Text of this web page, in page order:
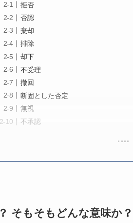
拒否
否認
棄却
排除
却下
不受理
撤回
断固とした否定
無視
不承認
そもそもどんな意味か？